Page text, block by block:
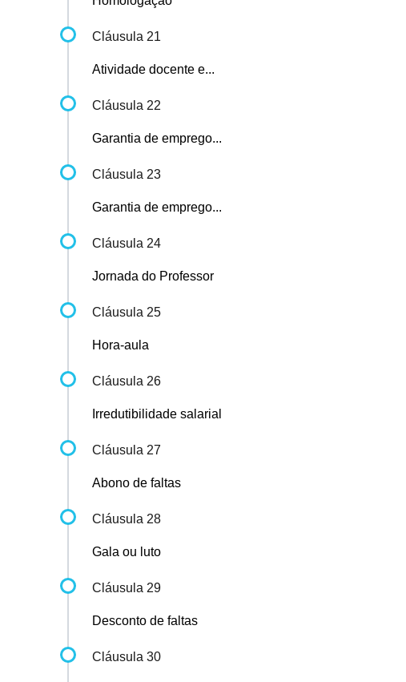
Cláusula 21
Atividade docente e...
Cláusula 22
Garantia de emprego...
Cláusula 23
Garantia de emprego...
Cláusula 24
Jornada do Professor
Cláusula 25
Hora-aula
Cláusula 26
Irredutibilidade salarial
Cláusula 27
Abono de faltas
Cláusula 28
Gala ou luto
Cláusula 29
Desconto de faltas
Cláusula 30